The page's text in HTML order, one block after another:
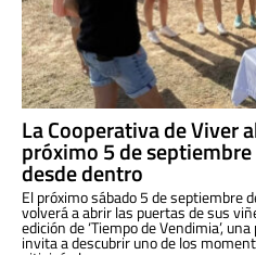
La Cooperativa de Viver
próximo 5 de
desde dentro
El próximo sábado 5 de septiembre
volverá a abrir las puertas de sus
edición de ‘Tiempo de Vendimia’,
invita a descubrir uno de los